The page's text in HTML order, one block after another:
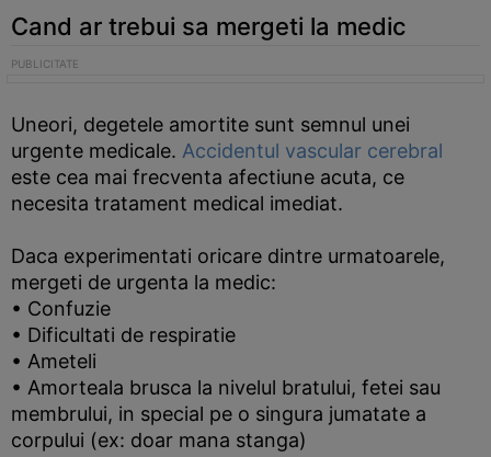
Cand ar trebui sa mergeti la medic
Uneori, degetele amortite sunt semnul unei
urgente medicale. Accidentul vascular cerebral
este cea mai frecventa afectiune acuta, ce
necesita tratament medical imediat.
Daca experimentati oricare dintre urmatoarele,
mergeti de urgenta la medic:
• Confuzie
• Dificultati de respiratie
• Ameteli
• Amorteala brusca la nivelul bratului, fetei sau
membrului, in special pe o singura jumatate a
corpului (ex: doar mana stanga)